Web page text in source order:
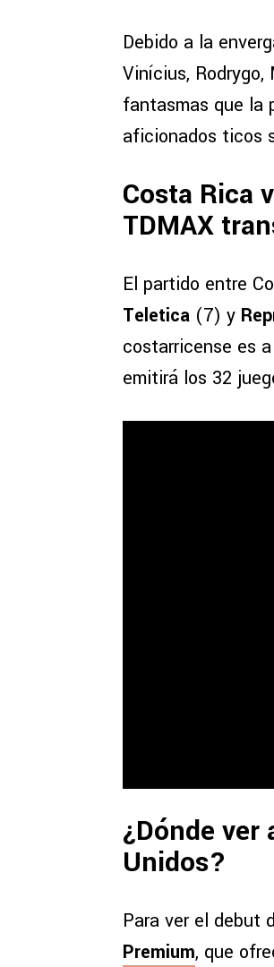
Debido a la
Vinícius,
fantasmas que la
aficionados ticos
Costa Rica
TDMAX
El partido entre
Teletica (7) y
costarricense es
emitirá los 32
¿Dónde ver
Unidos?
Para ver el debut
Premium, que